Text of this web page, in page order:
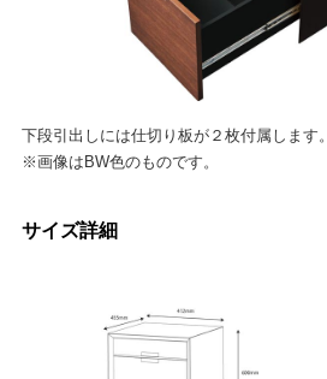
下段引出しには仕切り板が２枚付属します。
※画像はBW色のものです。
サイズ詳細